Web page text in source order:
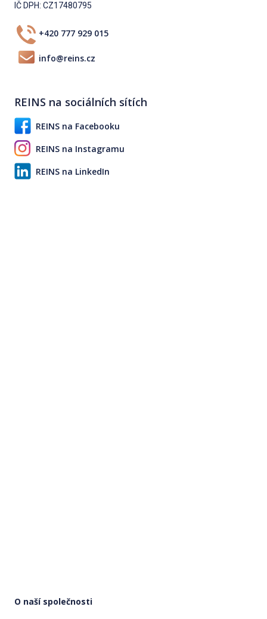
IČ DPH: CZ17480795
+420 777 929 015
info@reins.cz
REINS na sociálních sítích
REINS na Facebooku
REINS na Instagramu
REINS na LinkedIn
O naší společnosti